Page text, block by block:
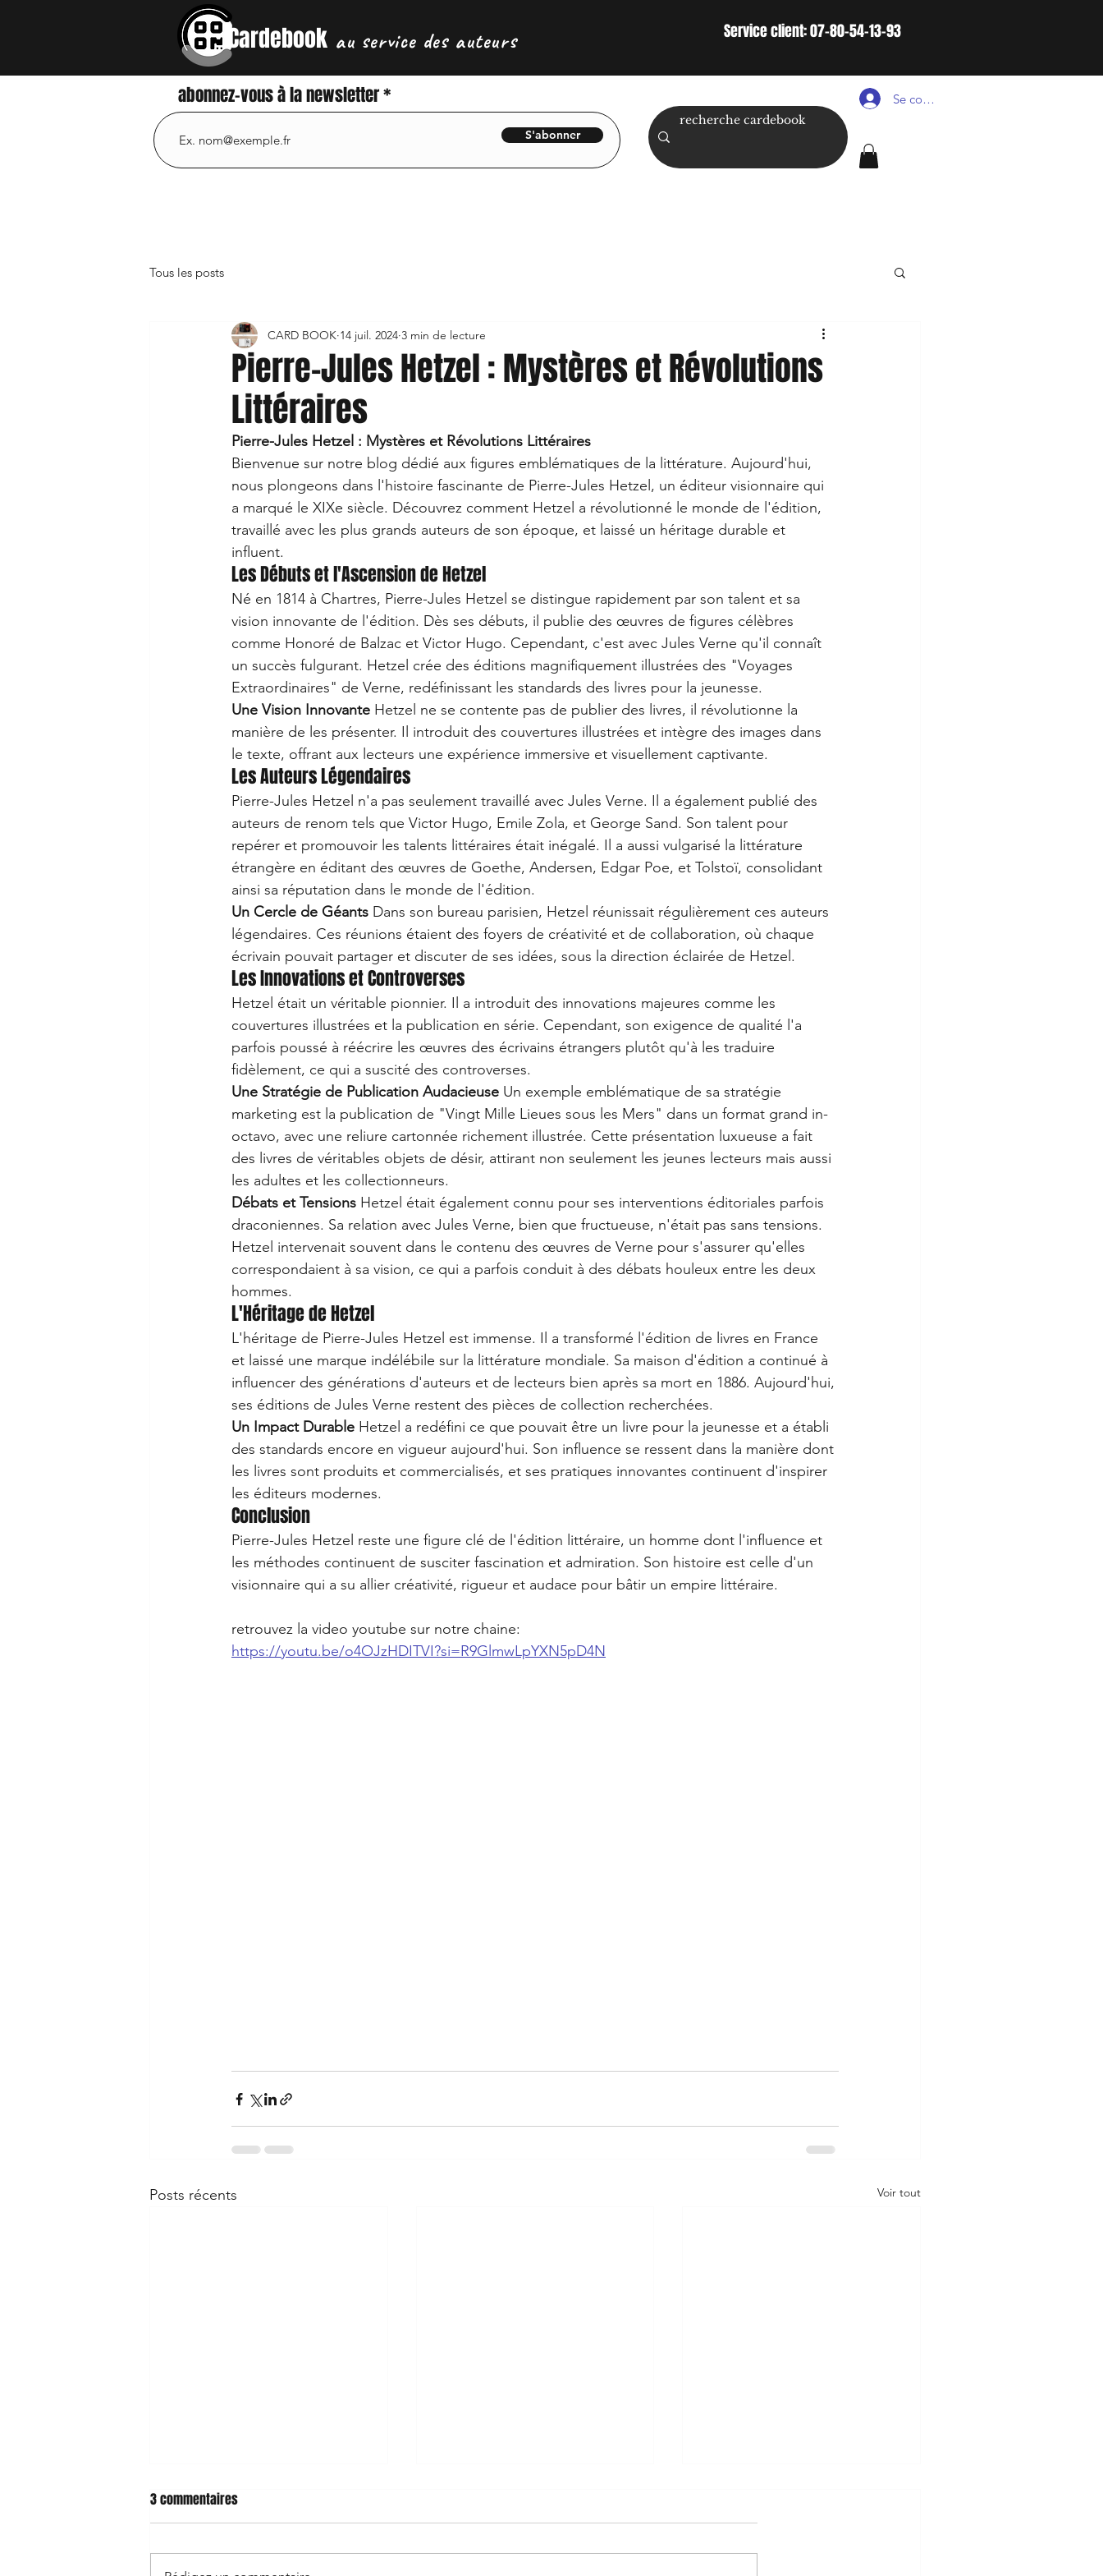
Cardebook au service des auteurs Service client: 07-80-54-13-93
abonnez-vous à la newsletter
S'abonner
Se connecter
Tous les posts
Pierre-Jules Hetzel : Mystères et Révolutions
Littéraires
CARD BOOK 14 juil. 2024 3 min de lecture
Pierre-Jules Hetzel : Mystères et Révolutions Littéraires
Bienvenue sur notre blog dédié aux figures emblématiques de la littérature. Aujourd'hui,
nous plongeons dans l'histoire fascinante de Pierre-Jules Hetzel, un éditeur visionnaire qui
a marqué le XIXe siècle. Découvrez comment Hetzel a révolutionné le monde de l'édition,
travaillé avec les plus grands auteurs de son époque, et laissé un héritage durable et
influent.
Les Débuts et l'Ascension de Hetzel
Né en 1814 à Chartres, Pierre-Jules Hetzel se distingue rapidement par son talent et sa
vision innovante de l'édition. Dès ses débuts, il publie des œuvres de figures célèbres
comme Honoré de Balzac et Victor Hugo. Cependant, c'est avec Jules Verne qu'il connaît
un succès fulgurant. Hetzel crée des éditions magnifiquement illustrées des "Voyages
Extraordinaires" de Verne, redéfinissant les standards des livres pour la jeunesse.
Une Vision Innovante Hetzel ne se contente pas de publier des livres, il révolutionne la
manière de les présenter. Il introduit des couvertures illustrées et intègre des images dans
le texte, offrant aux lecteurs une expérience immersive et visuellement captivante.
Les Auteurs Légendaires
Pierre-Jules Hetzel n'a pas seulement travaillé avec Jules Verne. Il a également publié des
auteurs de renom tels que Victor Hugo, Emile Zola, et George Sand. Son talent pour
repérer et promouvoir les talents littéraires était inégalé. Il a aussi vulgarisé la littérature
étrangère en éditant des œuvres de Goethe, Andersen, Edgar Poe, et Tolstoï, consolidant
ainsi sa réputation dans le monde de l'édition.
Un Cercle de Géants Dans son bureau parisien, Hetzel réunissait régulièrement ces auteurs
légendaires. Ces réunions étaient des foyers de créativité et de collaboration, où chaque
écrivain pouvait partager et discuter de ses idées, sous la direction éclairée de Hetzel.
Les Innovations et Controverses
Hetzel était un véritable pionnier. Il a introduit des innovations majeures comme les
couvertures illustrées et la publication en série. Cependant, son exigence de qualité l'a
parfois poussé à réécrire les œuvres des écrivains étrangers plutôt qu'à les traduire
fidèlement, ce qui a suscité des controverses.
Une Stratégie de Publication Audacieuse Un exemple emblématique de sa stratégie
marketing est la publication de "Vingt Mille Lieues sous les Mers" dans un format grand in-
octavo, avec une reliure cartonnée richement illustrée. Cette présentation luxueuse a fait
des livres de véritables objets de désir, attirant non seulement les jeunes lecteurs mais aussi
les adultes et les collectionneurs.
Débats et Tensions Hetzel était également connu pour ses interventions éditoriales parfois
draconiennes. Sa relation avec Jules Verne, bien que fructueuse, n'était pas sans tensions.
Hetzel intervenait souvent dans le contenu des œuvres de Verne pour s'assurer qu'elles
correspondaient à sa vision, ce qui a parfois conduit à des débats houleux entre les deux
hommes.
L'Héritage de Hetzel
L'héritage de Pierre-Jules Hetzel est immense. Il a transformé l'édition de livres en France
et laissé une marque indélébile sur la littérature mondiale. Sa maison d'édition a continué à
influencer des générations d'auteurs et de lecteurs bien après sa mort en 1886. Aujourd'hui,
ses éditions de Jules Verne restent des pièces de collection recherchées.
Un Impact Durable Hetzel a redéfini ce que pouvait être un livre pour la jeunesse et a établi
des standards encore en vigueur aujourd'hui. Son influence se ressent dans la manière dont
les livres sont produits et commercialisés, et ses pratiques innovantes continuent d'inspirer
les éditeurs modernes.
Conclusion
Pierre-Jules Hetzel reste une figure clé de l'édition littéraire, un homme dont l'influence et
les méthodes continuent de susciter fascination et admiration. Son histoire est celle d'un
visionnaire qui a su allier créativité, rigueur et audace pour bâtir un empire littéraire.
retrouvez la video youtube sur notre chaine:
https://youtu.be/o4OJzHDITVI?si=R9GlmwLpYXN5pD4N
Posts récents Voir tout
3 commentaires